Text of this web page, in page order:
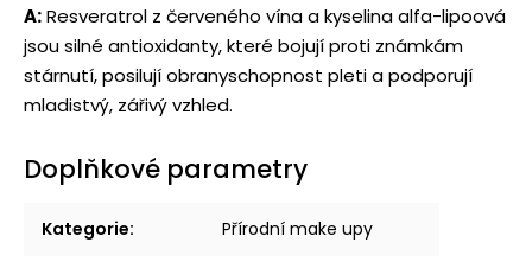
A:Resveratrol z červeného vína a kyselina alfa-lipoová
jsou silné antioxidanty, které bojují proti známkám
stárnutí, posilují obranyschopnost pleti a podporují
mladistvý, zářivý vzhled.
Doplňkové parametry
Kategorie: Přírodní make upy